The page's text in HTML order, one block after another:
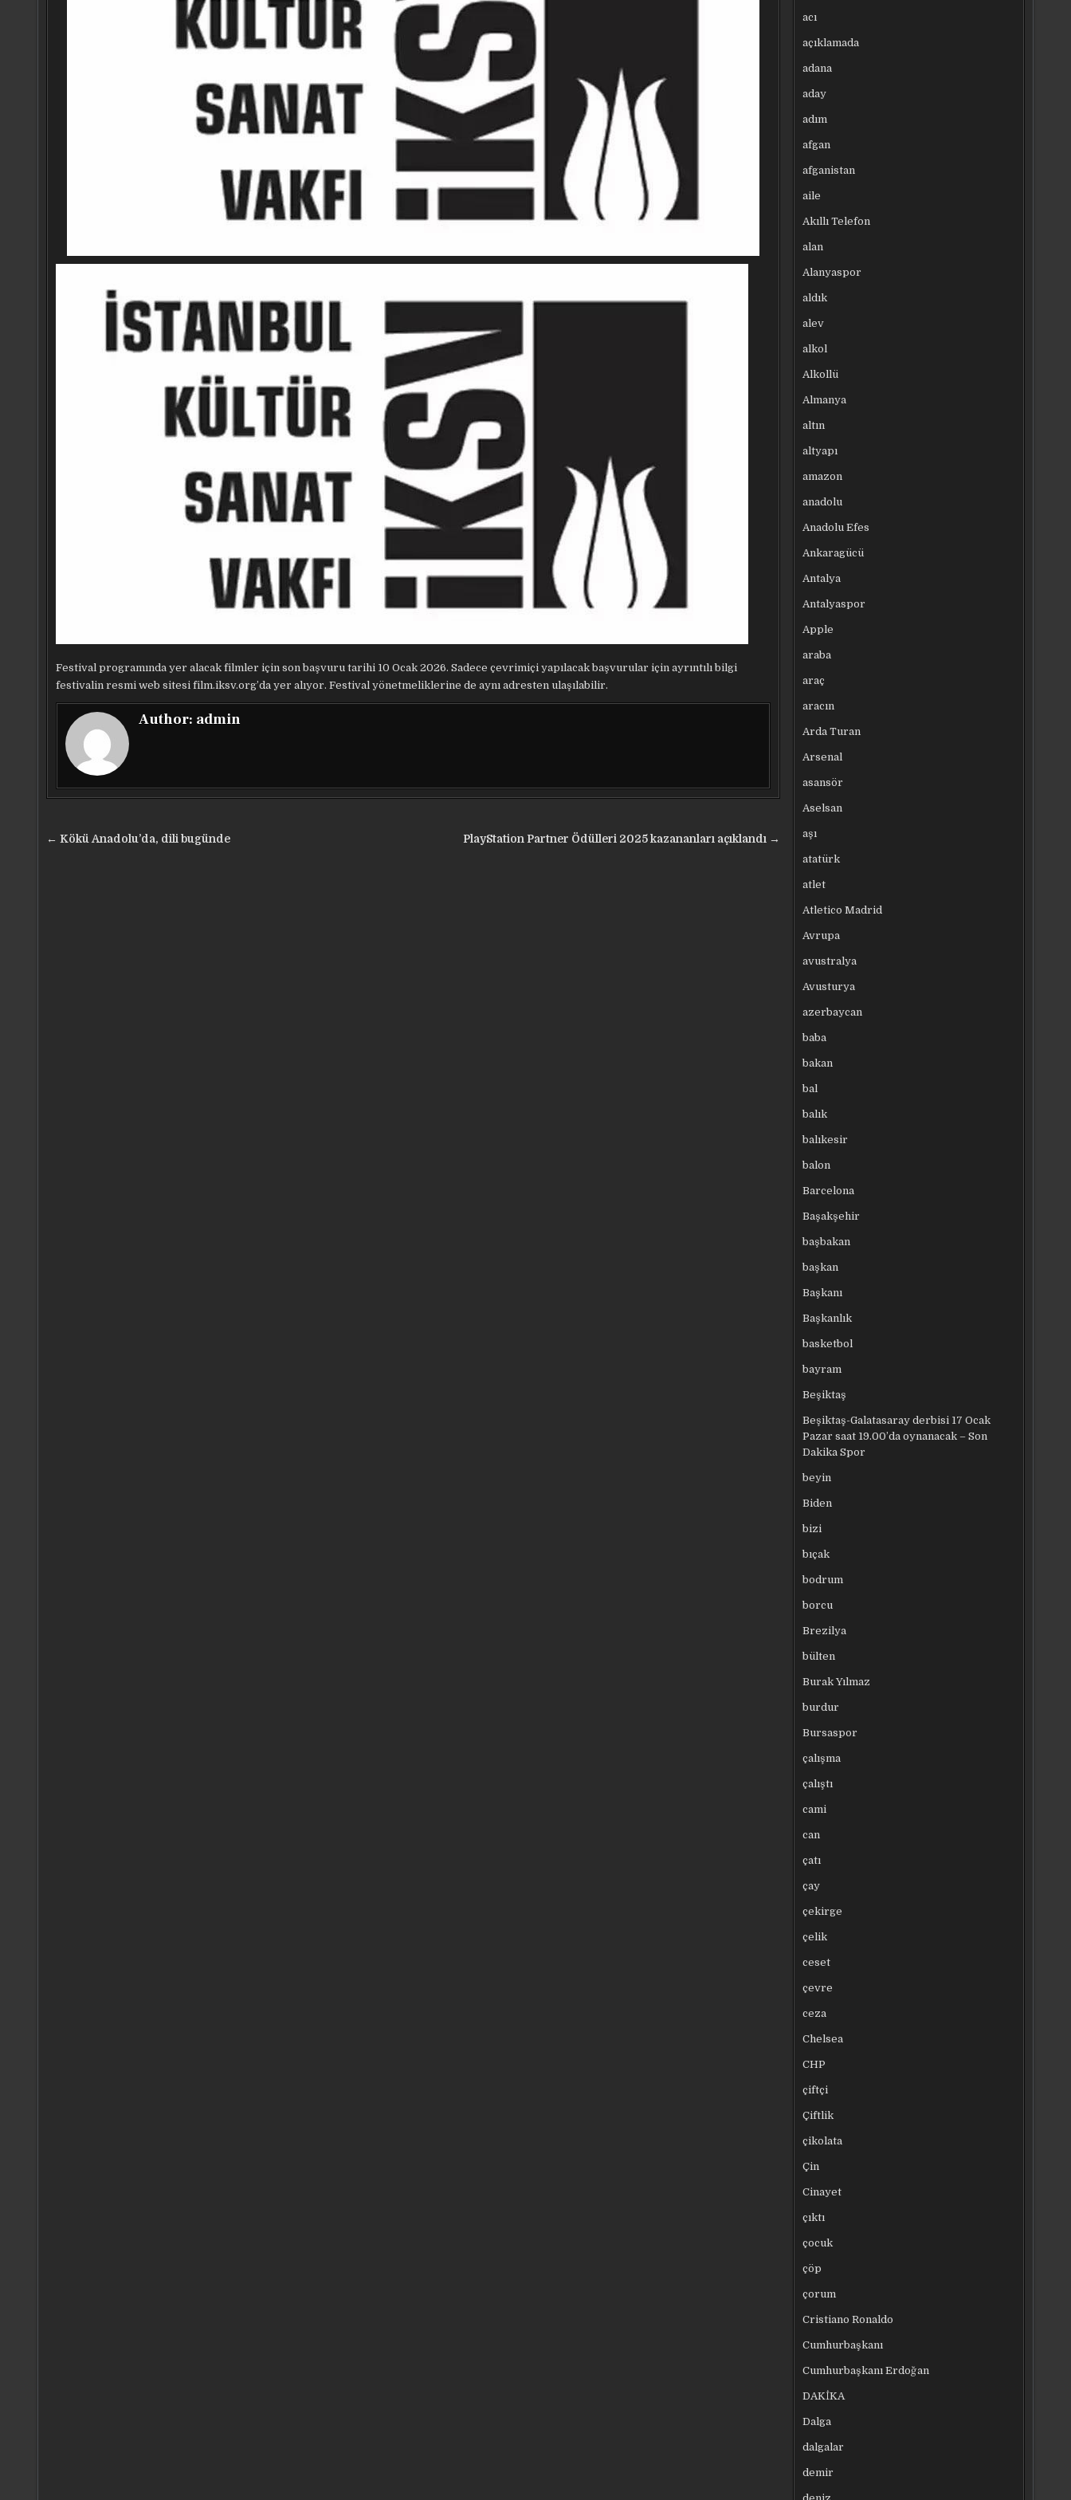
Festival programında yer alacak filmler için son başvuru tarihi 10 Ocak 2026. Sadece çevrimiçi yapılacak başvurular için ayrıntılı bilgi
festivalin resmi web sitesi film.iksv.org’da yer alıyor. Festival yönetmeliklerine de aynı adresten ulaşılabilir.
Author: admin
Yazı PlayStation Partner Ödülleri 2025 kazananları açıklandı →
← Kökü Anadolu’da, dili bugünde
acı
açıklamada
adana
aday
adım
afgan
afganistan
aile
Akıllı Telefon
alan
Alanyaspor
aldık
alev
alkol
Alkollü
Almanya
altın
altyapı
amazon
anadolu
Anadolu Efes
Ankaragücü
Antalya
Antalyaspor
Apple
araba
araç
aracın
Arda Turan
Arsenal
asansör
Aselsan
aşı
atatürk
atlet
Atletico Madrid
Avrupa
avustralya
Avusturya
azerbaycan
baba
bakan
bal
balık
balıkesir
balon
Barcelona
Başakşehir
başbakan
başkan
Başkanı
Başkanlık
basketbol
bayram
Beşiktaş
Beşiktaş-Galatasaray derbisi 17 Ocak
Pazar saat 19.00’da oynanacak – Son
Dakika Spor
beyin
Biden
bizi
bıçak
bodrum
borcu
Brezilya
bülten
Burak Yılmaz
burdur
Bursaspor
çalışma
çalıştı
cami
can
çatı
çay
çekirge
çelik
ceset
çevre
ceza
Chelsea
CHP
çiftçi
Çiftlik
çikolata
Çin
Cinayet
çıktı
çocuk
çöp
çorum
Cristiano Ronaldo
Cumhurbaşkanı
Cumhurbaşkanı Erdoğan
DAKİKA
Dalga
dalgalar
demir